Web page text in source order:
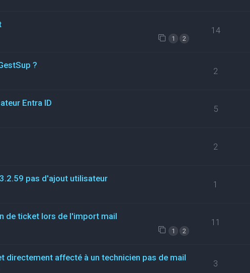
1 2
14
?
2
Entra ID
5
2
pas d'ajout utilisateur
1
de ticket lors de l'import mail
1 2
11
directement affecté à un technicien pas de mail
3